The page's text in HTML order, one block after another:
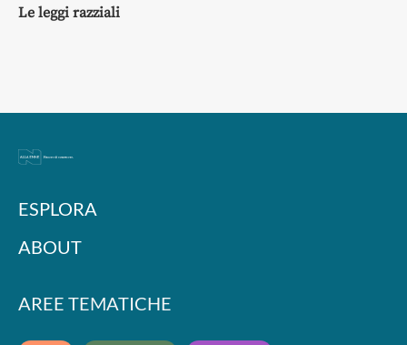
Le leggi razziali
ESPLORA
ABOUT
AREE TEMATICHE